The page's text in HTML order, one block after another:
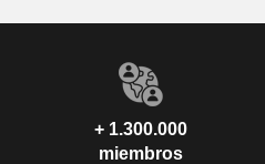
+ 1.300.000
miembros